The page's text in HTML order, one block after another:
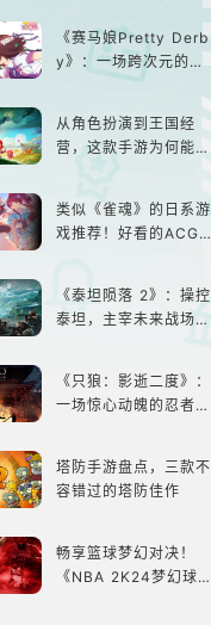
《赛马娘Pretty Derb
y》：一场跨次元的竞
从角色扮演到王国经
营，这款手游为何能俘
类似《雀魂》的日系游
戏推荐！好看的ACG看
《泰坦陨落 2》：操控
泰坦，主宰未来战场；
《只狼：影逝二度》：
一场惊心动魄的忍者之
塔防手游盘点，三款不
容错过的塔防佳作
畅享篮球梦幻对决！
《NBA 2K24梦幻球